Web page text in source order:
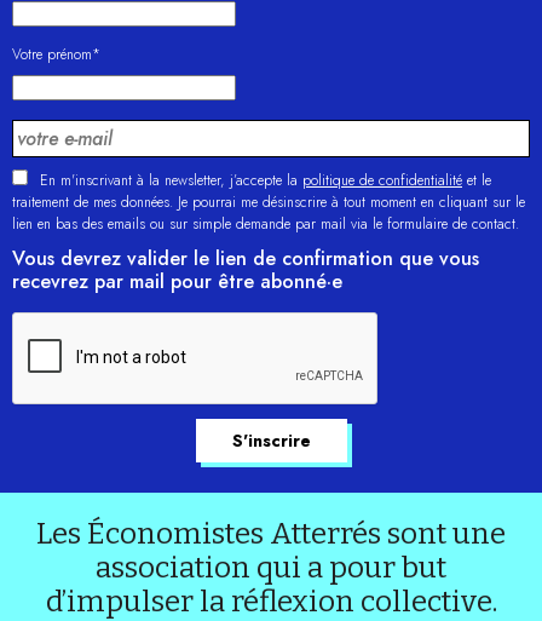
Votre prénom*
En m'inscrivant à la newsletter, j’accepte la politique de confidentialité et le
traitement de mes données. Je pourrai me désinscrire à tout moment en cliquant sur le
lien en bas des emails ou sur simple demande par mail via le formulaire de contact.
Vous devrez valider le lien de confirmation que vous
recevrez par mail pour être abonné·e
Les Économistes Atterrés sont une
association qui a pour but
d’impulser la réflexion collective.